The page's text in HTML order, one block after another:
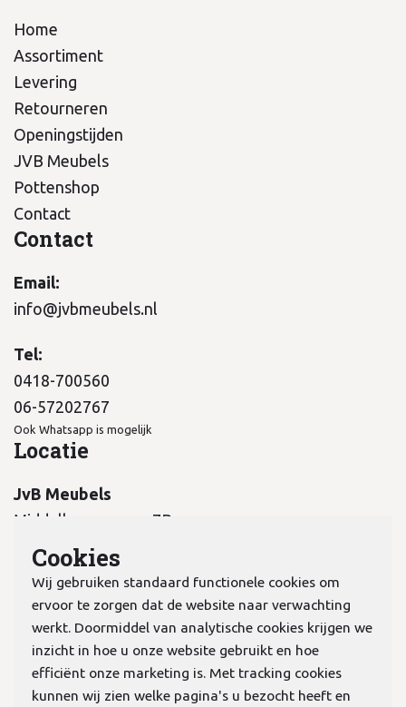
Home
Assortiment
Levering
Retourneren
Openingstijden
JVB Meubels
Pottenshop
Contact
Contact
Email:
info@jvbmeubels.nl
Tel:
0418-700560
06-57202767
Ook Whatsapp is mogelijk
Locatie
JvB Meubels
Middelkampseweg 7B
5311 PC Gameren
KvK:70978298
Cookies
Wij gebruiken standaard functionele cookies om
ervoor te zorgen dat de website naar verwachting
werkt. Doormiddel van analytische cookies krijgen we
inzicht in hoe u onze website gebruikt en hoe
efficiënt onze marketing is. Met tracking cookies
kunnen wij zien welke pagina's u bezocht heeft en